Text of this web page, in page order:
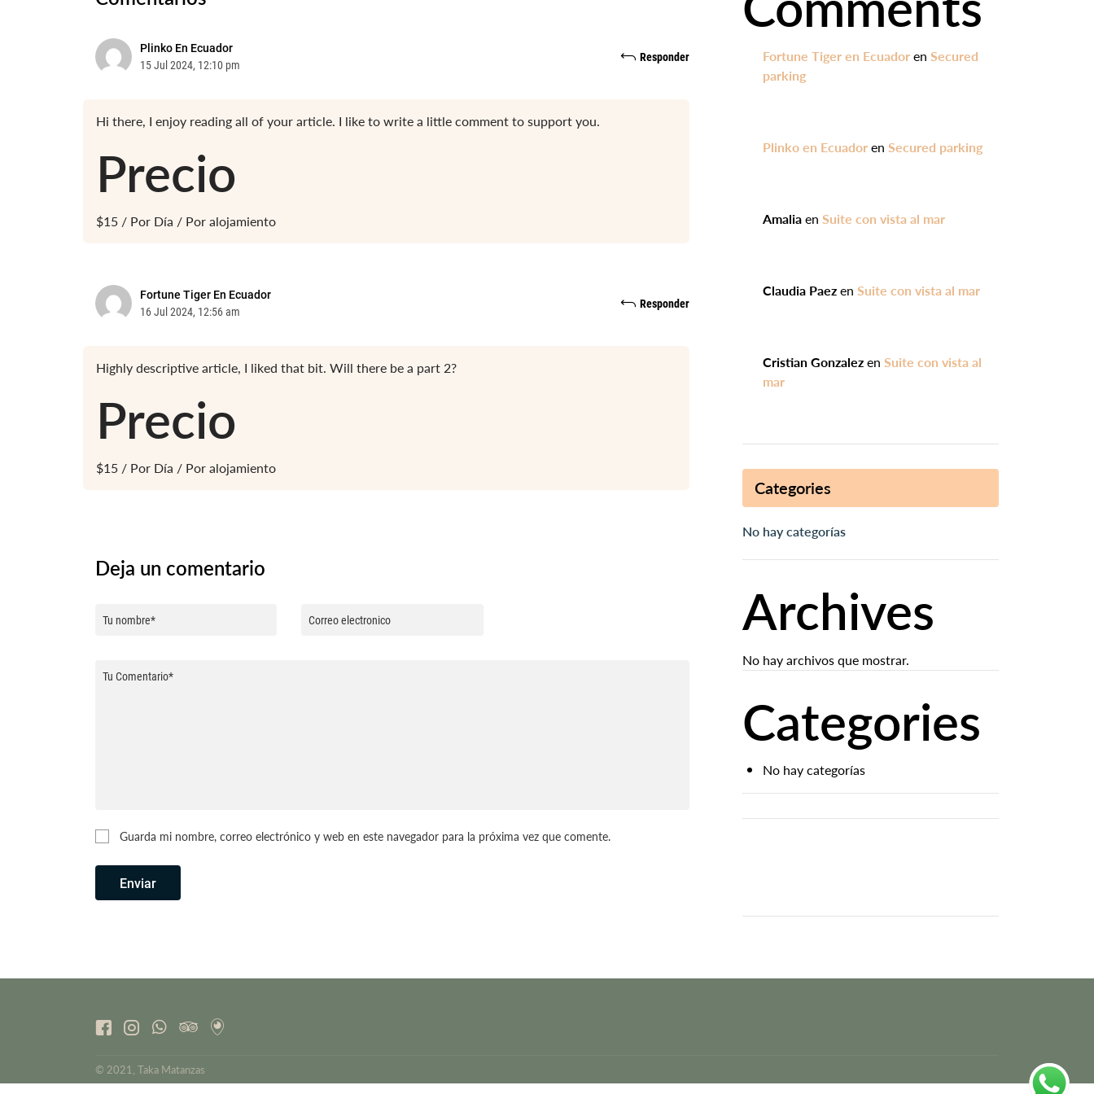
Plinko En Ecuador
15 Jul 2024, 12:10 pm
Responder
Hi there, I enjoy reading all of your article. I like to write a little comment to support you.
Precio
$15 / Por Día / Por alojamiento
Fortune Tiger En Ecuador
16 Jul 2024, 12:56 am
Responder
Highly descriptive article, I liked that bit. Will there be a part 2?
Precio
$15 / Por Día / Por alojamiento
Deja un comentario
Guarda mi nombre, correo electrónico y web en este navegador para la próxima vez que comente.
Enviar
Fortune Tiger en Ecuadoren Secured
parking
Plinko en Ecuadoren Secured parking
Amaliaen Suite con vista al mar
Claudia Paezen Suite con vista al mar
Cristian Gonzalezen Suite con vista al
mar
Categories
No hay categorías
Archives
No hay archivos que mostrar.
Categories
No hay categorías
© 2021, Taka Matanzas